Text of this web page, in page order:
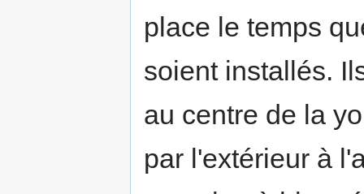
place le temps
soient installés.
au centre de la
par l'extérieur à